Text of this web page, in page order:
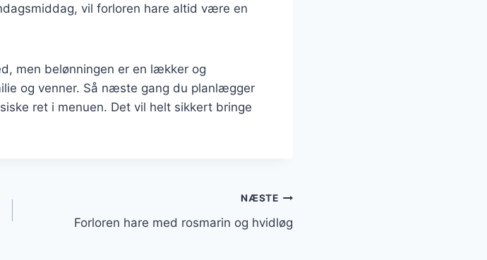
vil forloren hare altid være en
men belønningen er en lækker og
og venner. Så næste gang du planlægger
ret i menuen. Det vil helt sikkert bringe
NÆSTE
Forloren hare med rosmarin og hvidløg